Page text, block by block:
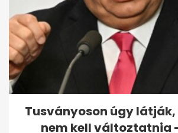
Így jött össze
és Mészáros Lőrinc
Tusványoson úgy
nem kell változtatnia